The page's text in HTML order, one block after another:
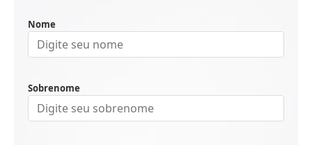
Nome
Sobrenome